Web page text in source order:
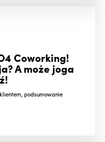
Coworking!
A może joga
podsumowanie